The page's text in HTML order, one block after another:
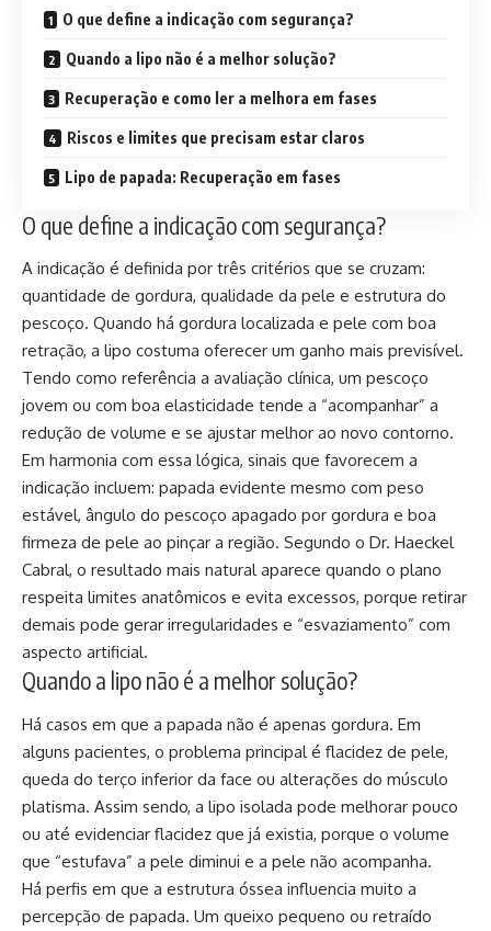
O que define a indicação com segurança?
Quando a lipo não é a melhor solução?
Recuperação e como ler a melhora em fases
Riscos e limites que precisam estar claros
Lipo de papada: Recuperação em fases
O que define a indicação com segurança?
A indicação é definida por três critérios que se cruzam:
quantidade de gordura, qualidade da pele e estrutura do
pescoço. Quando há gordura localizada e pele com boa
retração, a lipo costuma oferecer um ganho mais previsível.
Tendo como referência a avaliação clínica, um pescoço
jovem ou com boa elasticidade tende a “acompanhar” a
redução de volume e se ajustar melhor ao novo contorno.
Em harmonia com essa lógica, sinais que favorecem a
indicação incluem: papada evidente mesmo com peso
estável, ângulo do pescoço apagado por gordura e boa
firmeza de pele ao pinçar a região. Segundo o Dr. Haeckel
Cabral, o resultado mais natural aparece quando o plano
respeita limites anatômicos e evita excessos, porque retirar
demais pode gerar irregularidades e “esvaziamento” com
aspecto artificial.
Quando a lipo não é a melhor solução?
Há casos em que a papada não é apenas gordura. Em
alguns pacientes, o problema principal é flacidez de pele,
queda do terço inferior da face ou alterações do músculo
platisma. Assim sendo, a lipo isolada pode melhorar pouco
ou até evidenciar flacidez que já existia, porque o volume
que “estufava” a pele diminui e a pele não acompanha.
Há perfis em que a estrutura óssea influencia muito a
percepção de papada. Um queixo pequeno ou retraído